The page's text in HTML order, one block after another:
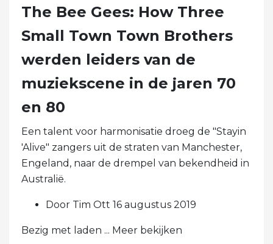
The Bee Gees: How Three
Small Town Town Brothers
werden leiders van de
muziekscene in de jaren 70
en 80
Een talent voor harmonisatie droeg de "Stayin
'Alive" zangers uit de straten van Manchester,
Engeland, naar de drempel van bekendheid in
Australië.
Door Tim Ott 16 augustus 2019
Bezig met laden ... Meer bekijken